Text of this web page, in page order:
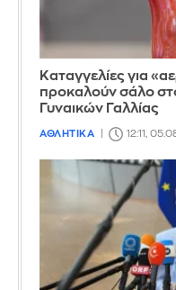
Καταγγελίες για
προκαλούν σάλο
Γυναικών Γαλλίας
ΑΘΛΗΤΙΚΑ 12:11,